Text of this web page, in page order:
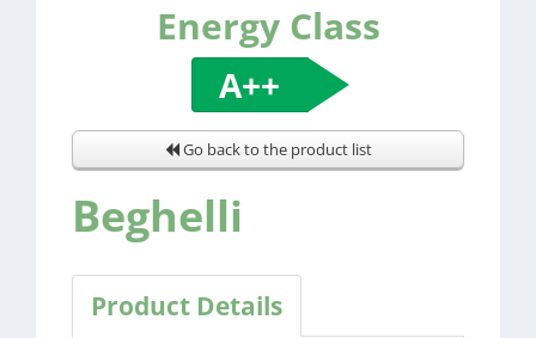
Energy Class
A++
Go back to the product list
Beghelli
Product Details